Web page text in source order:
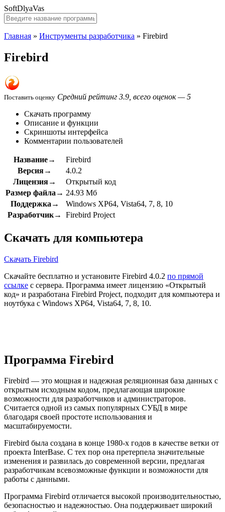
SoftDlyaVas
Главная » Инструменты разработчика » Firebird
Firebird
Поставить оценку Средний рейтинг 3.9, всего оценок — 5
Скачать программу
Описание и функции
Скриншоты интерфейса
Комментарии пользователей
Название→
Firebird
Версия→
4.0.2
Лицензия→
Открытый код
Размер файла→ 24.93 Мб
Поддержка→
Windows XP64, Vista64, 7, 8, 10
Разработчик→
Firebird Project
Скачать для компьютера
Скачать Firebird
Скачайте бесплатно и установите Firebird 4.0.2 по прямой
ссылке с сервера. Программа имеет лицензию «Открытый
код» и разработана Firebird Project, подходит для компьютера и
ноутбука с Windows XP64, Vista64, 7, 8, 10.
Программа Firebird
Firebird — это мощная и надежная реляционная база данных с
открытым исходным кодом, предлагающая широкие
возможности для разработчиков и администраторов.
Считается одной из самых популярных СУБД в мире
благодаря своей простоте использования и
масштабируемости.
Firebird была создана в конце 1980-х годов в качестве ветки от
проекта InterBase. С тех пор она претерпела значительные
изменения и развилась до современной версии, предлагая
разработчикам всевозможные функции и возможности для
работы с данными.
Программа Firebird отличается высокой производительностью,
безопасностью и надежностью. Она поддерживает широкий